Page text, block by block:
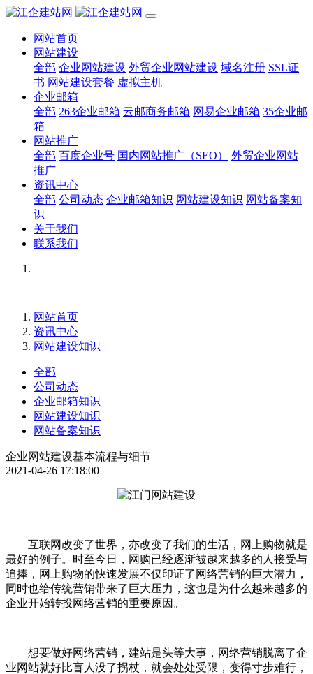
网站首页
网站建设
全部 企业网站建设 外贸企业网站建设 域名注册 SSL证
书 网站建设套餐 虚拟主机
企业邮箱
全部 263企业邮箱 云邮商务邮箱 网易企业邮箱 35企业邮
箱
网站推广
全部 百度企业号 国内网站推广（SEO）
外贸企业网站
推广
资讯中心
全部 公司动态 企业邮箱知识 网站建设知识 网站备案知
识
关于我们
联系我们
网站首页
资讯中心
网站建设知识
全部
公司动态
企业邮箱知识
网站建设知识
网站备案知识
企业网站建设基本流程与细节
2021-04-26 17:18:00
互联网改变了世界，亦改变了我们的生活，网上购物就是
最好的例子。时至今日，网购已经逐渐被越来越多的人接受与
追捧，网上购物的快速发展不仅印证了网络营销的巨大潜力，
同时也给传统营销带来了巨大压力，这也是为什么越来越多的
企业开始转投网络营销的重要原因。
想要做好网络营销，建站是头等大事，网络营销脱离了企
业网站就好比盲人没了拐杖，就会处处受限，变得寸步难行，